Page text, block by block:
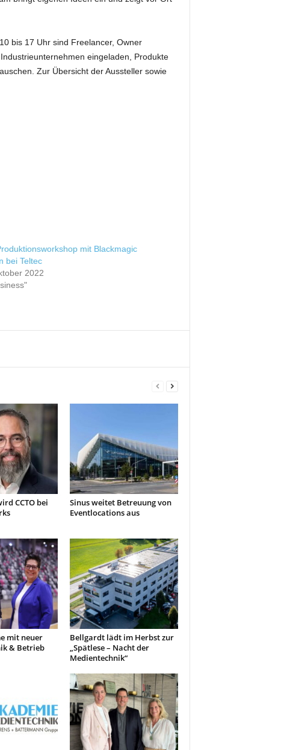
bis 17 Uhr sind Freelancer, Owner
eingeladen, Produkte
Zur Übersicht der Aussteller sowie
mit Blackmagic
bei Teltec
2022
CCTO bei
Sinus weitet Betreuung von
Eventlocations aus
mit neuer
& Betrieb
Bellgardt lädt im Herbst zur
„Spätlese – Nacht der
Medientechnik“